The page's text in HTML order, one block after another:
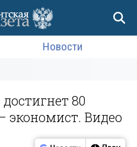
Новости
80
экономист. Видео